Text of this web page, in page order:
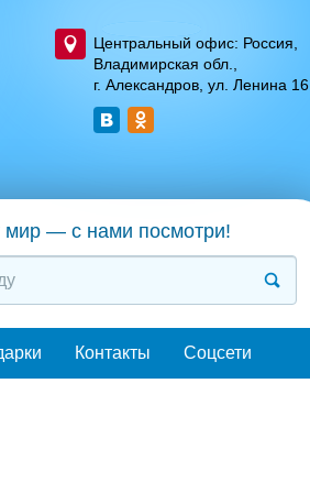
Центральный офис: Россия,
Владимирская обл.,
г. Александров, ул. Ленина 16
мир — с нами посмотри!
Контакты Соцсети